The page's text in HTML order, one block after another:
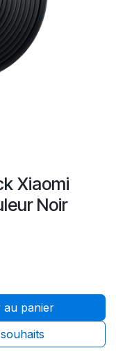
Xiaomi
Noir
au panier